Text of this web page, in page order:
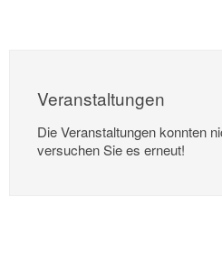
Veranstaltungen
Die Veranstaltungen konnten
versuchen Sie es erneut!